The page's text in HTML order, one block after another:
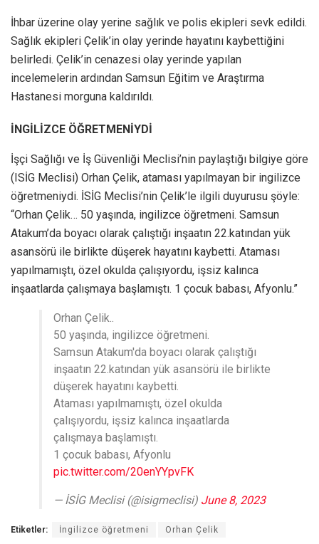
İhbar üzerine olay yerine sağlık ve polis ekipleri sevk edildi.
Sağlık ekipleri Çelik’in olay yerinde hayatını kaybettiğini
belirledi. Çelik’in cenazesi olay yerinde yapılan
incelemelerin ardından Samsun Eğitim ve Araştırma
Hastanesi morguna kaldırıldı.
İNGİLİZCE ÖĞRETMENİYDİ
İşçi Sağlığı ve İş Güvenliği Meclisi’nin paylaştığı bilgiye göre
(ISİG Meclisi) Orhan Çelik, ataması yapılmayan bir ingilizce
öğretmeniydi. İSİG Meclisi’nin Çelik’le ilgili duyurusu şöyle:
“Orhan Çelik… 50 yaşında, ingilizce öğretmeni. Samsun
Atakum’da boyacı olarak çalıştığı inşaatın 22.katından yük
asansörü ile birlikte düşerek hayatını kaybetti. Ataması
yapılmamıştı, özel okulda çalışıyordu, işsiz kalınca
inşaatlarda çalışmaya başlamıştı. 1 çocuk babası, Afyonlu.”
Orhan Çelik..
50 yaşında, ingilizce öğretmeni.
Samsun Atakum'da boyacı olarak çalıştığı
inşaatın 22.katından yük asansörü ile birlikte
düşerek hayatını kaybetti.
Ataması yapılmamıştı, özel okulda
çalışıyordu, işsiz kalınca inşaatlarda
çalışmaya başlamıştı.
1 çocuk babası, Afyonlu
pic.twitter.com/20enYYpvFK
— İSİG Meclisi (@isigmeclisi) June 8, 2023
Etiketler: İngilizce öğretmeni Orhan Çelik